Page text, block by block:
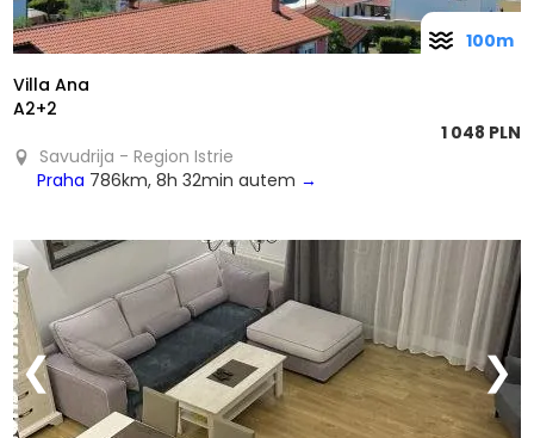
Villa Ana
A2+2
1 048 PLN
Savudrija - Region Istrie
Praha 786km, 8h 32min autem →
100m
❮ ❯